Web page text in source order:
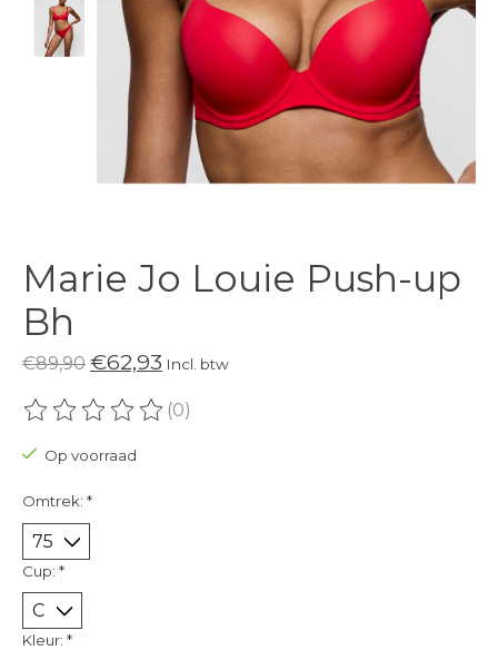
Marie Jo Louie Push-up
Bh
€89,90 €62,93 Incl. btw
De beoordeling van dit product is
(0)
Op voorraad
Omtrek: *
Cup: *
Kleur: *